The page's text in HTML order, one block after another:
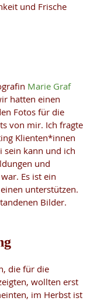
und Frische
Marie Graf
hatten einen
Fotos für die
von mir. Ich fragte
Klienten*innen
sein kann und ich
und
Es ist ein
unterstützen.
Bilder.
die für die
wollten erst
im Herbst ist